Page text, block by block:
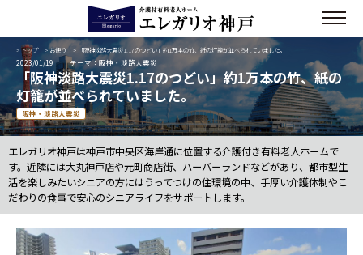
>トップ >お便り > 「阪神淡路大震災1.17のつどい」約1万本の竹、紙の灯籠が並べられていました。
2023/01/19 テーマ：阪神・淡路大震災
「阪神淡路大震災1.17のつどい」約1万本の竹、紙の
灯籠が並べられていました。
阪神・淡路大震災
エレガリオ神戸は神戸市中央区海岸通に位置する介護付き有料老人ホームで
す。近隣には大丸神戸店や元町商店街、ハーバーランドなどがあり、都市型生
活を楽しみたいシニアの方にはうってつけの住環境の中、手厚い介護体制やこ
だわりの食事で安心のシニアライフをサポートします。